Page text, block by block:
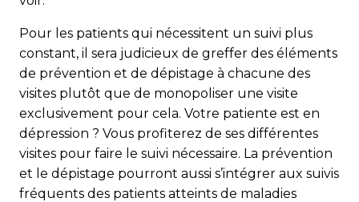
Pour les patients qui nécessitent un suivi plus
constant, il sera judicieux de greffer des éléments
de prévention et de dépistage à chacune des
visites plutôt que de monopoliser une visite
exclusivement pour cela. Votre patiente est en
dépression ? Vous profiterez de ses différentes
visites pour faire le suivi nécessaire. La prévention
et le dépistage pourront aussi s’intégrer aux suivis
fréquents des patients atteints de maladies